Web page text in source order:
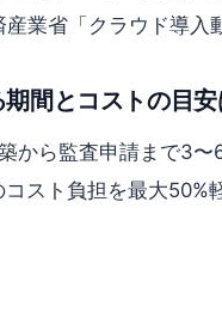
業省「クラウド導入
間とコストの目安
から監査申請まで3
スト負担を最大50%